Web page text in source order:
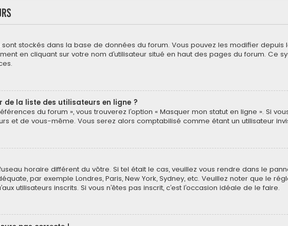
stockés dans la base de données du forum. Vous pouvez les modifier
en cliquant sur votre nom d’utilisateur situé en haut des pages du forum. Ce
de la liste des utilisateurs en ligne ?
du forum », vous trouverez l’option « Masquer mon statut en ligne ». Si
et de vous-même. Vous serez alors comptabilisé comme étant un utilisateur
horaire différent du vôtre. Si tel était le cas, veuillez vous rendre dans le
par exemple Londres, Paris, New York, Sydney, etc. Veuillez noter que le
utilisateurs inscrits. Si vous n’êtes pas inscrit, c’est l’occasion idéale de le faire.